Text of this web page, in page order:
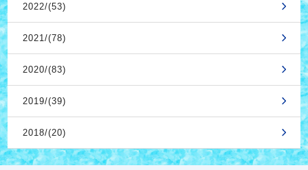
2022/(53)
2021/(78)
2020/(83)
2019/(39)
2018/(20)